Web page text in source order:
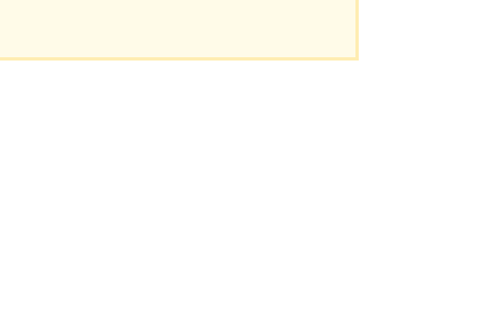
地図から探す